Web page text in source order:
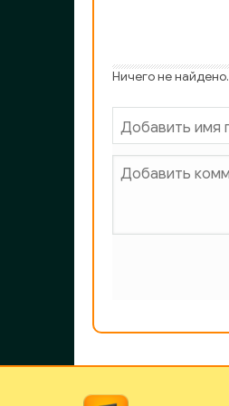
1_3_11
1_4_01
1_4_02
Ничего не найдено.